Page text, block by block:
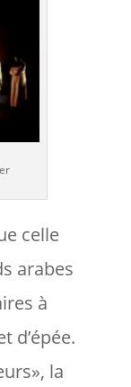
celle
arabes
à
d’épée.
la